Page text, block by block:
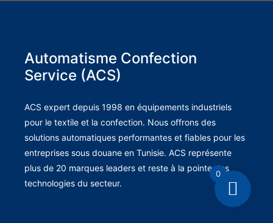
Automatisme Confection
Service (ACS)
ACS expert depuis 1998 en équipements industriels
pour le textile et la confection. Nous offrons des
solutions automatiques performantes et fiables pour les
entreprises sous douane en Tunisie. ACS représente
plus de 20 marques leaders et reste à la pointe des
technologies du secteur.
0